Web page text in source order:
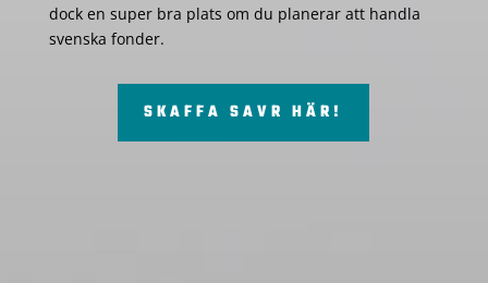
dock en super bra plats om du planerar att handla
svenska fonder.
SKAFFA SAVR HÄR!